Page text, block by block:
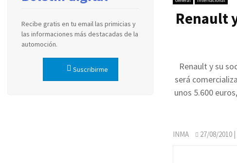
Renault
Renault y su
será
unos 5.600
INMA 27/08/2010 |
Recibe gratis en tu email las primicias y
las informaciones más destacadas de la
automoción.
Suscribirme